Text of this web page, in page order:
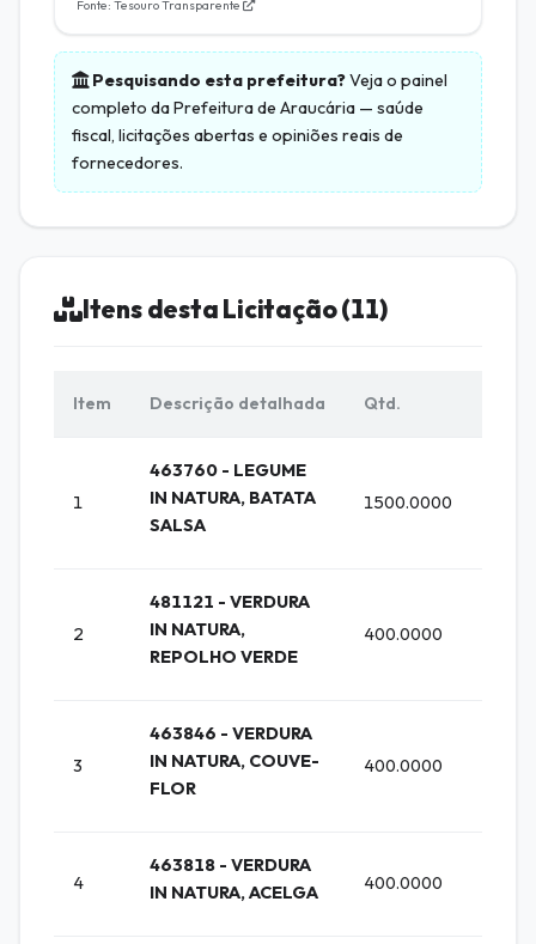
Fonte: Tesouro Transparente
Pesquisando esta prefeitura?Veja o painel
completo daPrefeitura de Araucária — saúde
fiscal, licitações abertas e opiniões reais de
fornecedores.
Itens desta Licitação (11)
Item Descrição detalhada Qtd.
1
463760 - LEGUME
IN NATURA, BATATA
SALSA
1500.0000
2
481121 - VERDURA
IN NATURA,
REPOLHO VERDE
400.0000
3
463846 - VERDURA
IN NATURA, COUVE-
FLOR
400.0000
4
463818 - VERDURA
IN NATURA, ACELGA
400.0000